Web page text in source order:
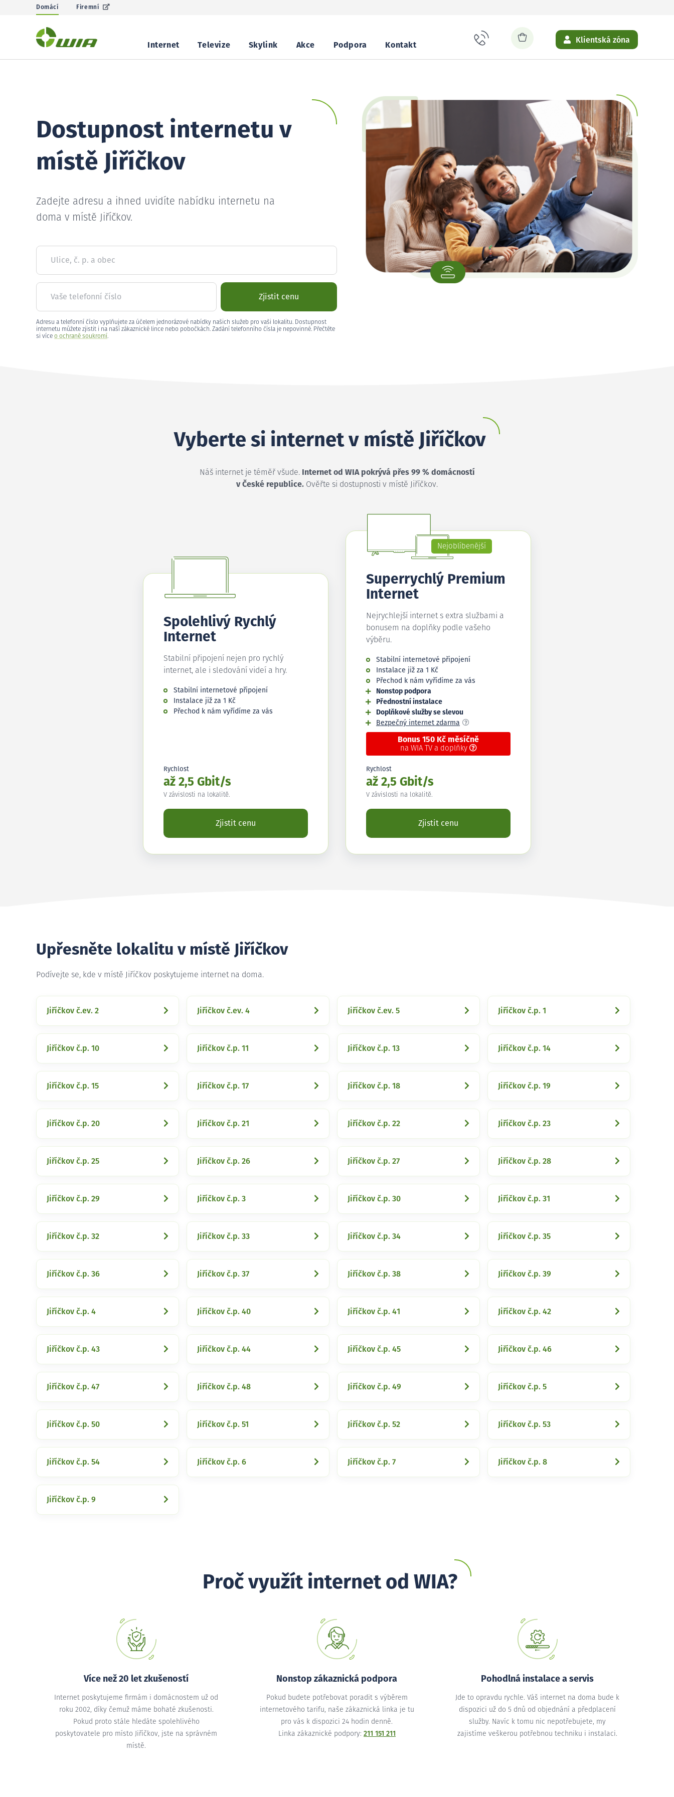
Domácí Firemní
Internet Televize Skylink Akce Podpora Kontakt
Klientská zóna
Dostupnost internetu v
místě Jiříčkov
Zadejte adresu a ihned uvidíte nabídku internetu na
doma v místě Jiříčkov.
Ulice, č. p. a obec
Vaše telefonní číslo Zjistit cenu
Adresu a telefonní číslo vyplňujete za účelem jednorázové nabídky našich služeb pro vaši lokalitu. Dostupnost
internetu můžete zjistit i na naší zákaznické lince nebo pobočkách. Zadání telefonního čísla je nepovinné. Přečtěte
si více o ochraně soukromí.
Vyberte si internet v místě Jiříčkov
Náš internet je téměř všude.
Internet od WIA pokrývá přes 99 % domácností
v České republice. Ověřte si dostupnosti v místě Jiříčkov.
Spolehlivý Rychlý
Internet
Stabilní připojení nejen pro rychlý
internet, ale i sledování videí a hry.
Stabilní internetové připojení
Instalace již za 1 Kč
Přechod k nám vyřídíme za vás
Rychlost
až 2,5 Gbit/s
V závislosti na lokalitě.
Zjistit cenu
Nejoblíbenější
Superrychlý Premium
Internet
Nejrychlejší internet s extra službami a
bonusem na doplňky podle vašeho
výběru.
Stabilní internetové připojení
Instalace již za 1 Kč
Přechod k nám vyřídíme za vás
Nonstop podpora
Přednostní instalace
Doplňkové služby se slevou
Bezpečný internet zdarma
Bonus 150 Kč měsíčně
na WIA TV a doplňky
Rychlost
až 2,5 Gbit/s
V závislosti na lokalitě.
Zjistit cenu
Upřesněte lokalitu v místě Jiříčkov
Podívejte se, kde v místě Jiříčkov poskytujeme internet na doma.
Jiříčkov č.ev. 2 Jiříčkov č.ev. 4 Jiříčkov č.ev. 5 Jiříčkov č.p. 1
Jiříčkov č.p. 10 Jiříčkov č.p. 11 Jiříčkov č.p. 13 Jiříčkov č.p. 14
Jiříčkov č.p. 15 Jiříčkov č.p. 17 Jiříčkov č.p. 18 Jiříčkov č.p. 19
Jiříčkov č.p. 20 Jiříčkov č.p. 21 Jiříčkov č.p. 22 Jiříčkov č.p. 23
Jiříčkov č.p. 25 Jiříčkov č.p. 26 Jiříčkov č.p. 27 Jiříčkov č.p. 28
Jiříčkov č.p. 29 Jiříčkov č.p. 3 Jiříčkov č.p. 30 Jiříčkov č.p. 31
Jiříčkov č.p. 32 Jiříčkov č.p. 33 Jiříčkov č.p. 34 Jiříčkov č.p. 35
Jiříčkov č.p. 36 Jiříčkov č.p. 37 Jiříčkov č.p. 38 Jiříčkov č.p. 39
Jiříčkov č.p. 4 Jiříčkov č.p. 40 Jiříčkov č.p. 41 Jiříčkov č.p. 42
Jiříčkov č.p. 43 Jiříčkov č.p. 44 Jiříčkov č.p. 45 Jiříčkov č.p. 46
Jiříčkov č.p. 47 Jiříčkov č.p. 48 Jiříčkov č.p. 49 Jiříčkov č.p. 5
Jiříčkov č.p. 50 Jiříčkov č.p. 51 Jiříčkov č.p. 52 Jiříčkov č.p. 53
Jiříčkov č.p. 54 Jiříčkov č.p. 6 Jiříčkov č.p. 7 Jiříčkov č.p. 8
Jiříčkov č.p. 9
Proč využít internet od WIA?
Více než 20 let zkušeností
Internet poskytujeme firmám i domácnostem už od
roku 2002, díky čemuž máme bohaté zkušenosti.
Pokud proto stále hledáte spolehlivého
poskytovatele pro místo Jiříčkov, jste na správném
místě.
Nonstop zákaznická podpora
Pokud budete potřebovat poradit s výběrem
internetového tarifu, naše zákaznická linka je tu
pro vás k dispozici 24 hodin denně.
Linka zákaznické podpory: 211 151 211
Pohodlná instalace a servis
Jde to opravdu rychle. Váš internet na doma bude k
dispozici už do 5 dnů od objednání a předplacení
služby. Navíc k tomu nic nepotřebujete, my
zajistíme veškerou potřebnou techniku i instalaci.